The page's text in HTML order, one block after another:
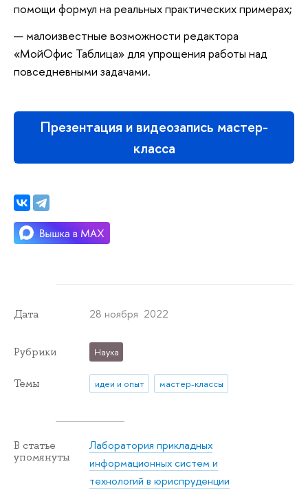
помощи формул на реальных практических примерах;
малоизвестные возможности редактора
«МойОфис Таблица» для упрощения работы над
повседневными задачами.
Презентация и видеозапись мастер-
класса
Дата 28 ноября 2022
Рубрики Наука
Темы идеи и опыт мастер-классы
В статье
упомянуты
Лаборатория прикладных
информационных систем и
технологий в юриспруденции